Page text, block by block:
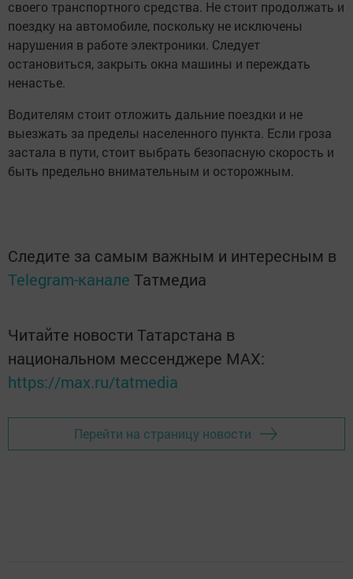
своего транспортного средства. Не стоит продолжать и
поездку на автомобиле, поскольку не исключены
нарушения в работе электроники. Следует
остановиться, закрыть окна машины и переждать
ненастье.
Водителям стоит отложить дальние поездки и не
выезжать за пределы населенного пункта. Если гроза
застала в пути, стоит выбрать безопасную скорость и
быть предельно внимательным и осторожным.
Следите за самым важным и интересным в
Telegram-канале Татмедиа
Читайте новости Татарстана в
национальном мессенджере MАХ:
https://max.ru/tatmedia
Перейти на страницу новости